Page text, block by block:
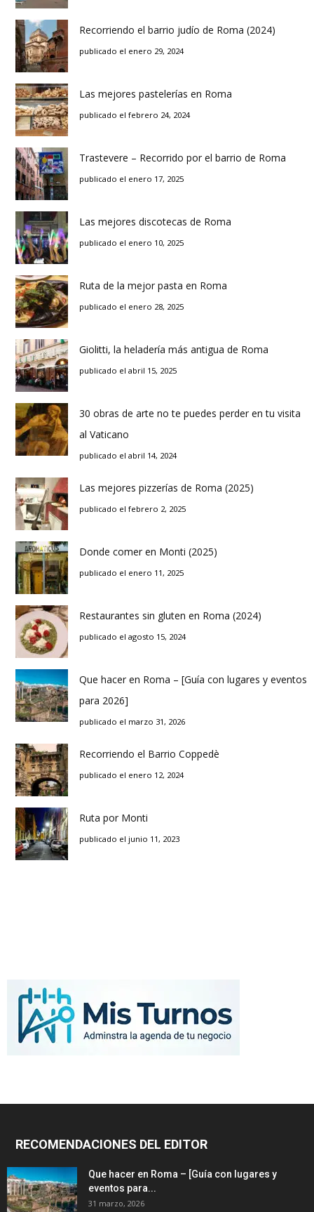
Recorriendo el barrio judío de Roma (2024)
publicado el enero 29, 2024
Las mejores pastelerías en Roma
publicado el febrero 24, 2024
Trastevere – Recorrido por el barrio de Roma
publicado el enero 17, 2025
Las mejores discotecas de Roma
publicado el enero 10, 2025
Ruta de la mejor pasta en Roma
publicado el enero 28, 2025
Giolitti, la heladería más antigua de Roma
publicado el abril 15, 2025
30 obras de arte no te puedes perder en tu visita
al Vaticano
publicado el abril 14, 2024
Las mejores pizzerías de Roma (2025)
publicado el febrero 2, 2025
Donde comer en Monti (2025)
publicado el enero 11, 2025
Restaurantes sin gluten en Roma (2024)
publicado el agosto 15, 2024
Que hacer en Roma – [Guía con lugares y eventos
para 2026]
publicado el marzo 31, 2026
Recorriendo el Barrio Coppedè
publicado el enero 12, 2024
Ruta por Monti
publicado el junio 11, 2023
RECOMENDACIONES DEL EDITOR
Que hacer en Roma – [Guía con lugares y
eventos para...
31 marzo, 2026